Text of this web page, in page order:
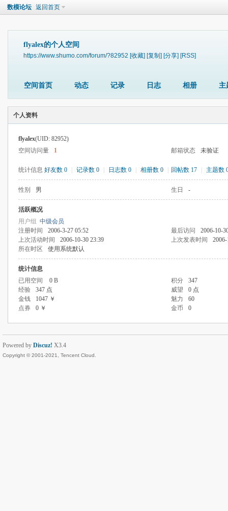
数模论坛 返回首页
flyalex的个人空间
https://www.shumo.com/forum/?82952 [收藏] [复制] [分享] [RSS]
空间首页 动态 记录 日志 相册 主
个人资料
flyalex(UID: 82952)
空间访问量
1 邮箱状态 未验证
统计信息 好友数 0 记录数 0 日志数 0 相册数 0 回帖数 17 主题数
性别 男 生日 -
活跃概况
用户组 中级会员
注册时间
2006-3-27 05:52 最后访问
2006-10-
上次活动时间
2006-10-30 23:39 上次发表时间
所在时区
使用系统默认
统计信息
已用空间
0 B 积分
347
经验
347 点 威望
0 点
金钱
1047 ￥ 魅力
60
点券
0 ￥ 金币 0
Powered by Discuz! X3.4
Copyright © 2001-2021, Tencent Cloud.